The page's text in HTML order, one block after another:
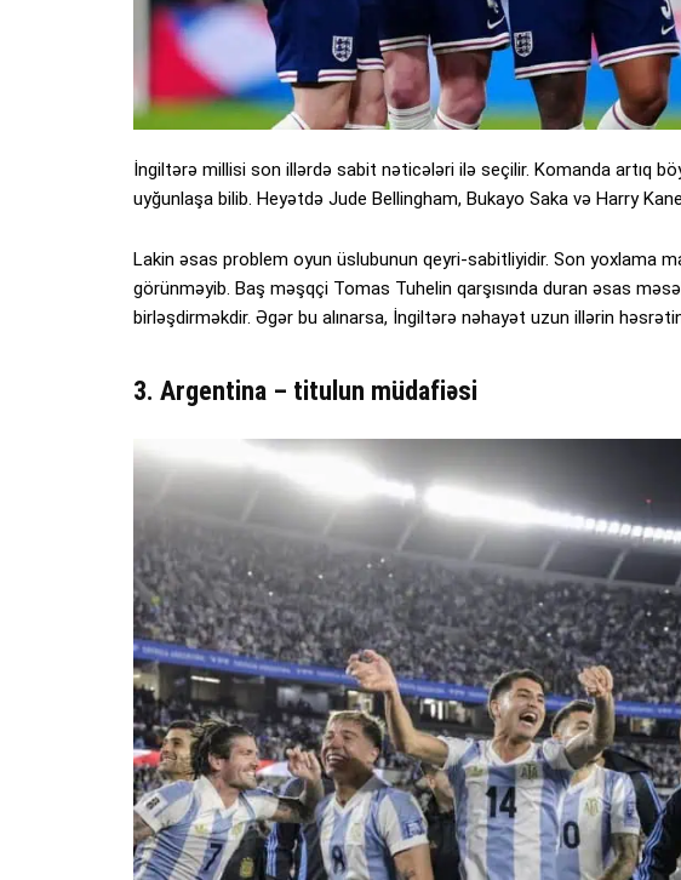
İngiltərə millisi son illərdə sabit nəticələri ilə seçilir. Komanda artıq
uyğunlaşa bilib. Heyətdə Jude Bellingham, Bukayo Saka və Harry
Lakin əsas problem oyun üslubunun qeyri-sabitliyidir. Son yoxlama
görünməyib. Baş məşqçi Tomas Tuhelin qarşısında duran əsas
birləşdirməkdir. Əgər bu alınarsa, İngiltərə nəhayət uzun illərin
3. Argentina – titulun müdafiəsi